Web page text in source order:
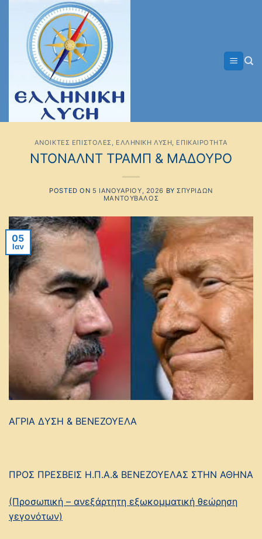
Μετάβαση
περιεχόμενο
ΑΝΟΙΚΤΕΣ ΕΠΙΣΤΟΛΕΣ, ΕΛΛΗΝΙΚΗ ΛΥΣΗ, ΕΠΙΚΑΙΡΟΤΗΤΑ
ΝΤΟΝΑΛΝΤ ΤΡΑΜΠ & ΜΑΔΟΥΡΟ
POSTED ON 5 ΙΑΝΟΥΑΡΊΟΥ, 2026 BYΣΠΥΡΊΔΩΝ
ΜΑΝΤΟΎΒΑΛΟΣ
05
Ιαν
ΑΓΡΙΑ ΔΥΣΗ & ΒΕΝΕΖΟΥΕΛΑ
ΠΡΟΣ ΠΡΕΣΒΕΙΣ Η.Π.Α.& ΒΕΝΕΖΟΥΕΛΑΣ ΣΤΗΝ ΑΘΗΝΑ
(Προσωπική – ανεξάρτητη εξωκομματική θεώρηση
γεγονότων)